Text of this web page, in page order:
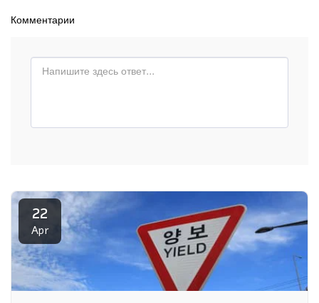
Комментарии
22
Apr